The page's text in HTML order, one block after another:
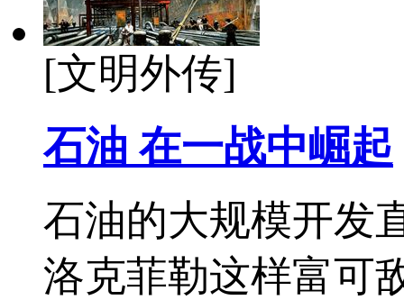
[文明外传]
石油 在一战中崛起
石油的大规模开发
洛克菲勒这样富可